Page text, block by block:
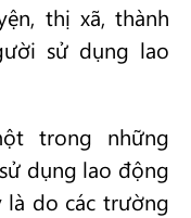
thị xã, thành
sử dụng lao
trong những
dụng lao động
là do các trường